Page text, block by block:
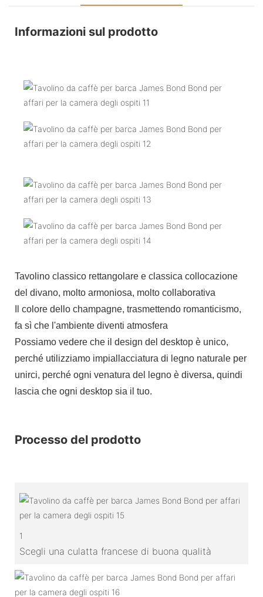
Informazioni sul prodotto
Tavolino classico rettangolare e classica collocazione
del divano, molto armoniosa, molto collaborativa
Il colore dello champagne, trasmettendo romanticismo,
fa sì che l'ambiente diventi atmosfera
Possiamo vedere che il design del desktop è unico,
perché utilizziamo impiallacciatura di legno naturale per
unirci, perché ogni venatura del legno è diversa, quindi
lascia che ogni desktop sia il tuo.
Processo del prodotto
1
Scegli una culatta francese di buona qualità